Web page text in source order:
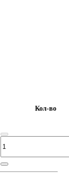
Кол-во